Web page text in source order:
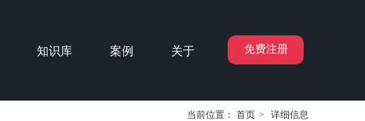
免费注册
知识库 案例 关于
当前位置： 首页 > 详细信息